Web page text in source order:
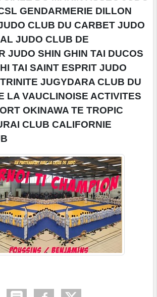
GENDARMERIE DILLON
CLUB DU CARBET JUDO
JUDO CLUB DE
JUDO SHIN GHIN TAI DUCOS
TAI SAINT ESPRIT JUDO
JUGYDARA CLUB DU
LA VAUCLINOISE ACTIVITES
OKINAWA TE TROPIC
CLUB CALIFORNIE